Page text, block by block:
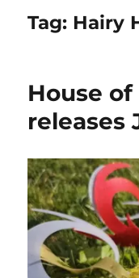
Tag: Hairy
House of
releases